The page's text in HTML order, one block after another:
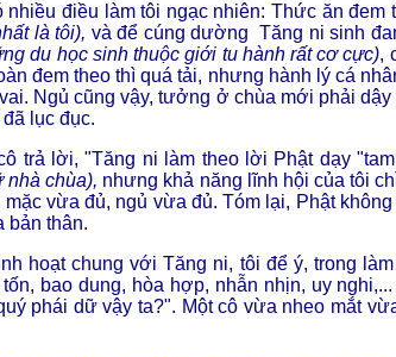
điều làm tôi ngạc nhiên: Thức ăn đem
là tôi), và để cúng dường Tăng ni sinh
du học sinh thuộc giới tu hành rất cơ cực),
đem theo thì quá tải, nhưng hành lý cá
Ngủ cũng vậy, tưởng ở chùa mới phải
lục đục.
trả lời, "Tăng ni làm theo lời Phật dạy
nhà chùa), nhưng khả năng lĩnh hội của tôi
vừa đủ, ngủ vừa đủ. Tóm lại, Phật
bản thân.
hoạt chung với Tăng ni, tôi để ý, trong
bao dung, hòa hợp, nhẫn nhịn, uy
phái dữ vậy ta?". Một cô vừa nheo mắt